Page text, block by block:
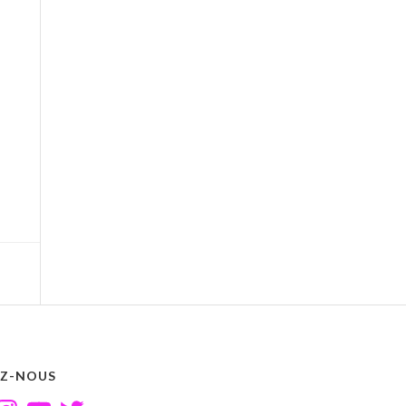
NOUS
YouTubeTwitter